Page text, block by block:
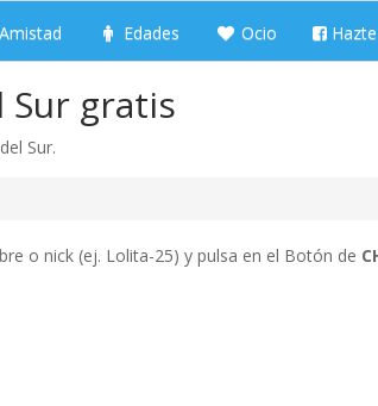
Amistad Edades Ocio
Sur gratis
Sur.
o nick (ej. Lolita-25) y pulsa en el Botón de